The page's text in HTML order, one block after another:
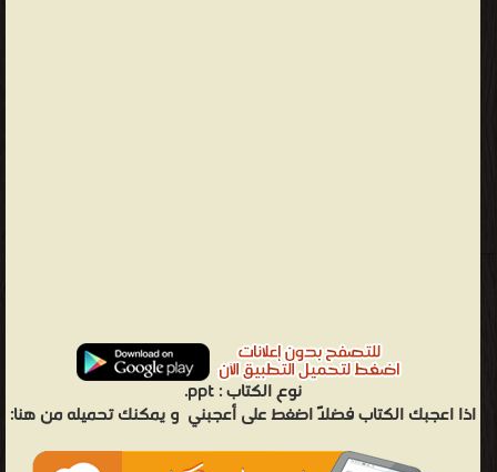
نوع الكتاب :ppt.
اذا اعجبك الكتاب فضلاً اضغط على أعجبني و يمكنك تحميله من هنا: